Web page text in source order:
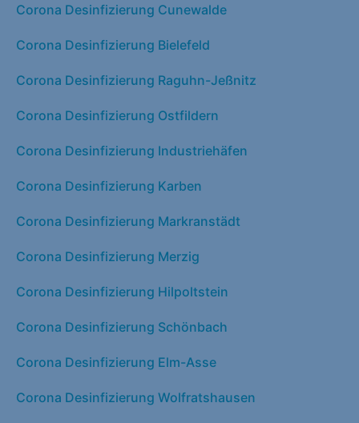
Corona Desinfizierung Cunewalde
Corona Desinfizierung Bielefeld
Corona Desinfizierung Raguhn-Jeßnitz
Corona Desinfizierung Ostfildern
Corona Desinfizierung Industriehäfen
Corona Desinfizierung Karben
Corona Desinfizierung Markranstädt
Corona Desinfizierung Merzig
Corona Desinfizierung Hilpoltstein
Corona Desinfizierung Schönbach
Corona Desinfizierung Elm-Asse
Corona Desinfizierung Wolfratshausen